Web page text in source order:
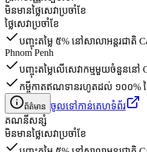
មិនមានថ្លៃសេវាប្រចាំខែ
ថ្លៃសេវាប្រចាំខែ
បញ្ចុះតម្លៃ ៥% នៅសាលាអន្តរជាតិ
Phnom Penh
បញ្ចុះតម្លៃលើសេវាកម្មមួយចំនួននៅ
កម្ចីកាតឥណទានរហូតដល់ ១០០% ន
ព័ត៌មាន ចូលទៅកាន់គេហទំព័រ
គណនី​សន្សំ
មិនមានថ្លៃសេវាប្រចាំខែ